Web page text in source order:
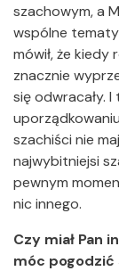
szachowym, a
wspólne
mówił, że
znacznie
się odwracały.
szachiści nie
najwybitniejsi
pewnym
nic innego.
Czy miał Pan
móc pogodzić